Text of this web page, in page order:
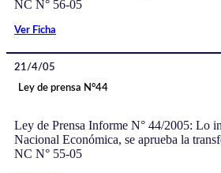
NC N° 56-05
Ver Ficha
21/4/05
Ley de prensa N°44
Ley de Prensa Informe N° 44/2005: Lo
Nacional Económica, se aprueba la
NC N° 55-05